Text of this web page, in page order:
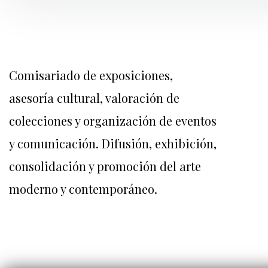
Comisariado de exposiciones,
asesoría cultural, valoración de
colecciones y organización de eventos
y comunicación. Difusión, exhibición,
consolidación y promoción del arte
moderno y contemporáneo.